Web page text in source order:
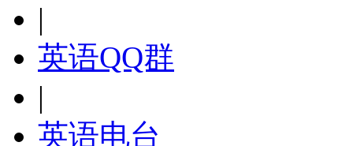
|
英语QQ群
|
英语电台